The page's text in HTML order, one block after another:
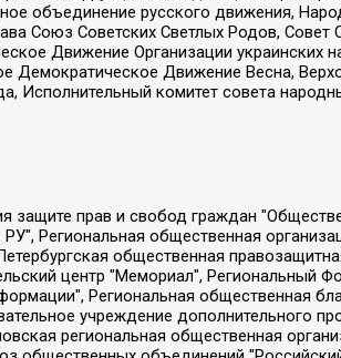
объединение русского движения,
Союз Советских Светлых Родов, Совет
Движение Организации украинских
Демократическое Движение Весна,
Исполнительный комитет совета
общественное движение "Российская ЛГБТ - сеть", Оленичев Максим Владимирович, Павлов Иван Юрьевич, Скворцова Елена Сергеевна, Общество с ограниченной ответственностью "Как бы инагент", Кочетков Игорь Викторович, Общество с ограниченной ответственностью "Честные выборы", Еланчик Олег Александрович, Общество с ограниченной ответственностью "Нобелевский призыв", Гималова Регина Эмилевна, Григорьев Андрей Валерьевич, Григорьева Алина Александровна, Ассоциация по содействию защите прав призывников, альтернативнослужащих и военнослужащих "Правозащитная группа "Гражданин.Армия.Право", Хисамова Регина Фаритовна, Автономная некоммерческая организация по реализации социально-правовых программ "Лилит", Дальневосточное общественное движение "Маяк", Санкт-Петербургская ЛГБТ-инициативная группа "Выход", Инициативная группа ЛГБТ+ "Реверс", Алексеев Андрей Викторович, Бекбулатова Таисия Львовна, Беляев Иван Михайлович, Владыкина Елена Сергеевна, Гельман Марат Александрович, Никульшина Вероника Юрьевна, Толоконникова Надежда Андреевна, Шендерович Виктор Анатольевич, Общество с ограниченной ответственностью "Данное сообщение", Общество с ограниченной ответственностью Издательский дом "Новая глава", Айнбиндер Александра Александровна, Московский комьюнити-центр для ЛГБТ+инициатив, Благотворительный фонд развития филантропии, Deutsche Welle (Германия, Kurt-Schumacher-Strasse 3, 53113 Bonn), Борзунова Мария Михайловна, Воробьев Виктор Викторович, Голубева Анна Львовна, Константинова Алла Михайловна, Малкова Ирина Владимировна, Мурадов Мурад Абдулгалимович, Осетинская Елизавета Николаевна, Понасенков Евгений Николаевич, Ганапольский Матвей Юрьевич, Киселев Евгений Алексеевич, Борухович Ирина Григорьевна, Дремин Иван Тимофеевич, Дубровский Дмитрий Викторович, Красноярская региональная общественная организация поддержки и развития альтернативных образовательных технологий и межкультурных коммуникаций "ИНТЕРРА", Маяковская Екатерина Алексеевна, Фейгин Марк Захарович, Филимонов Андрей Викторович, Дзугкоева Регина Николаевна, Доброхотов Роман Александрович, Дудь Юрий Александрович, Елкин Сергей Владимирович, Кругликов Кирилл Игоревич, Сабунаева Мария Леонидовна, Семенов Алексей Владимирович, Шаинян Карен Багратович, Шульман Екатерина Михайловна, Асафьев Артур Валерьевич, Вахштайн Виктор Семенович, Венедиктов Алексей Алексеевич, Лушникова Екатерина Евгеньевна, Волков Леонид Михайлович, Невзоров Александр Глебович, Пархоменко Сергей Борисович,